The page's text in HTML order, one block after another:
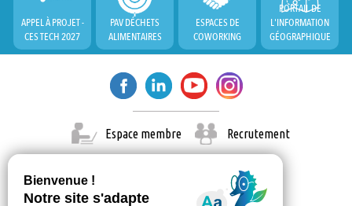
APPEL À PROJET -
CES TECH 2027
PAV DÉCHETS
ALIMENTAIRES
ESPACES DE
COWORKING
PORTAIL DE
L'INFORMATION
GÉOGRAPHIQUE
Espace membre Recrutement